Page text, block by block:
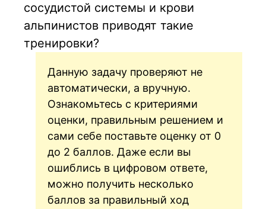
сосудистой системы и крови
альпинистов приводят такие
тренировки?
Данную задачу проверяют не
автоматически, а вручную.
Ознакомьтесь с критериями
оценки, правильным решением и
сами себе поставьте оценку от 0
до 2 баллов. Даже если вы
ошиблись в цифровом ответе,
можно получить несколько
баллов за правильный ход